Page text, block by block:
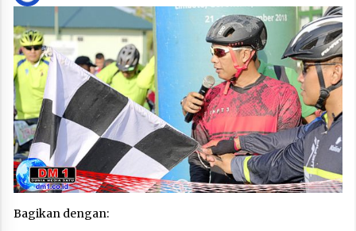
Bagikan dengan: